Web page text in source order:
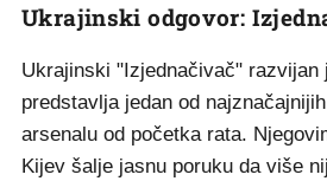
Ukrajinski odgovor:
Ukrajinski "Izjednačivač" razvijan
predstavlja jedan od
arsenalu od početka rata.
Kijev šalje jasnu poruku da više